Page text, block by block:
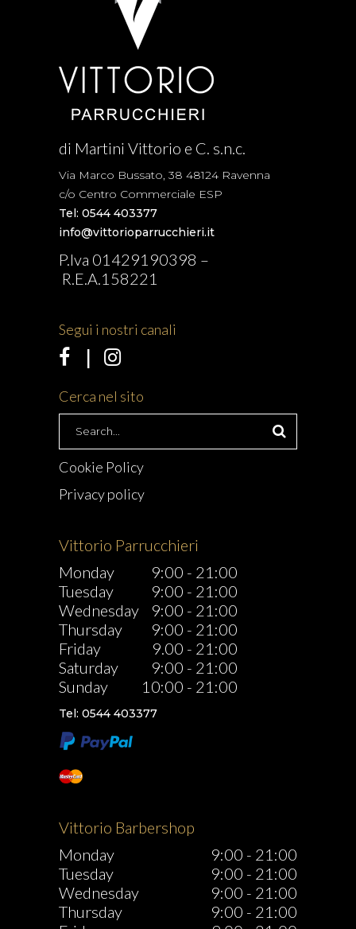
di Martini Vittorio e C. s.n.c.
Via Marco Bussato, 38 48124 Ravenna
c/o Centro Commerciale ESP
Tel: 0544 403377
info@vittorioparrucchieri.it
P.Iva 01429190398 –
R.E.A.158221
Segui i nostri canali
Cerca nel sito
Cookie Policy
Privacy policy
Vittorio Parrucchieri
Monday
9:00 - 21:00
Tuesday
9:00 - 21:00
Wednesday
9:00 - 21:00
Thursday
9:00 - 21:00
Friday
9.00 - 21:00
Saturday
9:00 - 21:00
Sunday
10:00 - 21:00
Tel: 0544 403377
Vittorio Barbershop
Monday
9:00 - 21:00
Tuesday
9:00 - 21:00
Wednesday
9:00 - 21:00
Thursday
9:00 - 21:00